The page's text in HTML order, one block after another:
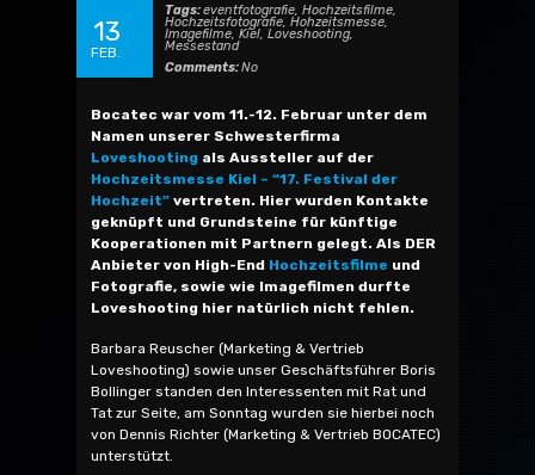
13
FEB.
Tags:eventfotografie, Hochzeitsfilme,
Hochzeitsfotografie, Hohzeitsmesse,
Imagefilme, Kiel, Loveshooting,
Messestand
Comments:No
Bocatec war vom 11.-12. Februar unter dem
Namen unserer Schwesterfirma
Loveshooting als Aussteller auf der
Hochzeitsmesse Kiel – “17. Festival der
Hochzeit” vertreten. Hier wurden Kontakte
geknüpft und Grundsteine für künftige
Kooperationen mit Partnern gelegt. Als DER
Anbieter von High-End Hochzeitsfilme und
Fotografie, sowie wie Imagefilmen durfte
Loveshooting hier natürlich nicht fehlen.
Barbara Reuscher (Marketing & Vertrieb
Loveshooting) sowie unser Geschäftsführer Boris
Bollinger standen den Interessenten mit Rat und
Tat zur Seite, am Sonntag wurden sie hierbei noch
von Dennis Richter (Marketing & Vertrieb BOCATEC)
unterstützt.